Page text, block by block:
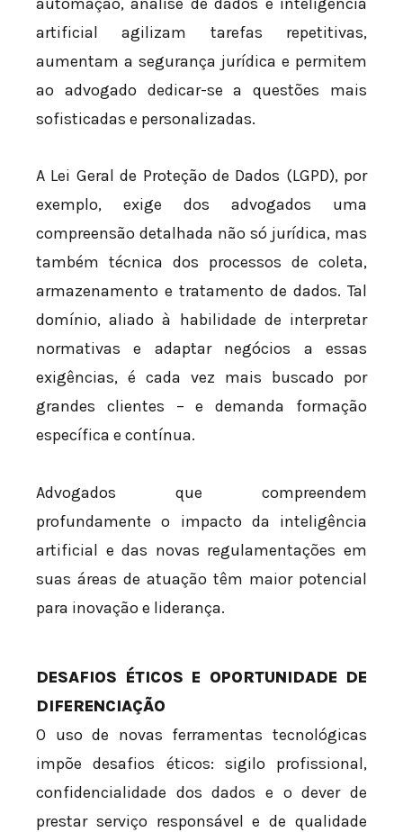
artificial agilizam tarefas repetitivas,
aumentam a segurança jurídica e permitem
ao advogado dedicar-se a questões mais
sofisticadas e personalizadas.
A Lei Geral de Proteção de Dados (LGPD), por
exemplo, exige dos advogados uma
compreensão detalhada não só jurídica, mas
também técnica dos processos de coleta,
armazenamento e tratamento de dados. Tal
domínio, aliado à habilidade de interpretar
normativas e adaptar negócios a essas
exigências, é cada vez mais buscado por
grandes clientes – e demanda formação
específica e contínua.
Advogados que compreendem
profundamente o impacto da inteligência
artificial e das novas regulamentações em
suas áreas de atuação têm maior potencial
para inovação e liderança.
DESAFIOS ÉTICOS E OPORTUNIDADE DE
DIFERENCIAÇÃO
O uso de novas ferramentas tecnológicas
impõe desafios éticos: sigilo profissional,
confidencialidade dos dados e o dever de
prestar serviço responsável e de qualidade